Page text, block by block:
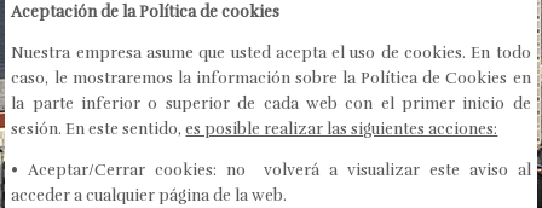
Aceptación de la Política de cookies
Nuestra empresa asume que usted acepta el uso de cookies. En todo
caso, le mostraremos la información sobre la Política de Cookies en
la parte inferior o superior de cada web con el primer inicio de
sesión. En este sentido,es posible realizar las siguientes acciones:
• Aceptar/Cerrar cookies: no volverá a visualizar este aviso al
acceder a cualquier página de la web.